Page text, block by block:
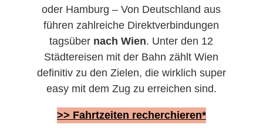
oder Hamburg – Von Deutschland aus
führen zahlreiche Direktverbindungen
tagsüber nach Wien. Unter den 12
Städtereisen mit der Bahn zählt Wien
definitiv zu den Zielen, die wirklich super
easy mit dem Zug zu erreichen sind.
>> Fahrtzeiten recherchieren*